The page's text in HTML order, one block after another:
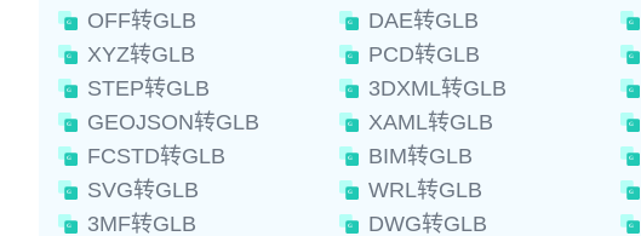
OFF转GLB
DAE转GLB
XYZ转GLB
PCD转GLB
STEP转GLB
3DXML转GLB
GEOJSON转GLB
XAML转GLB
FCSTD转GLB
BIM转GLB
SVG转GLB
WRL转GLB
3MF转GLB
DWG转GLB